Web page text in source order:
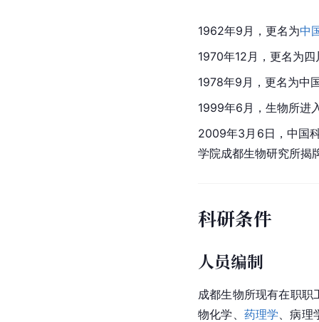
1962年9月，更名为中
1970年12月，更名为
1978年9月，更名为中
1999年6月，生物所进
2009年3月6日，中国
学院成都生物研究所揭
科研条件
人员编制
成都生物所现有在职
物化学
药理学 、病